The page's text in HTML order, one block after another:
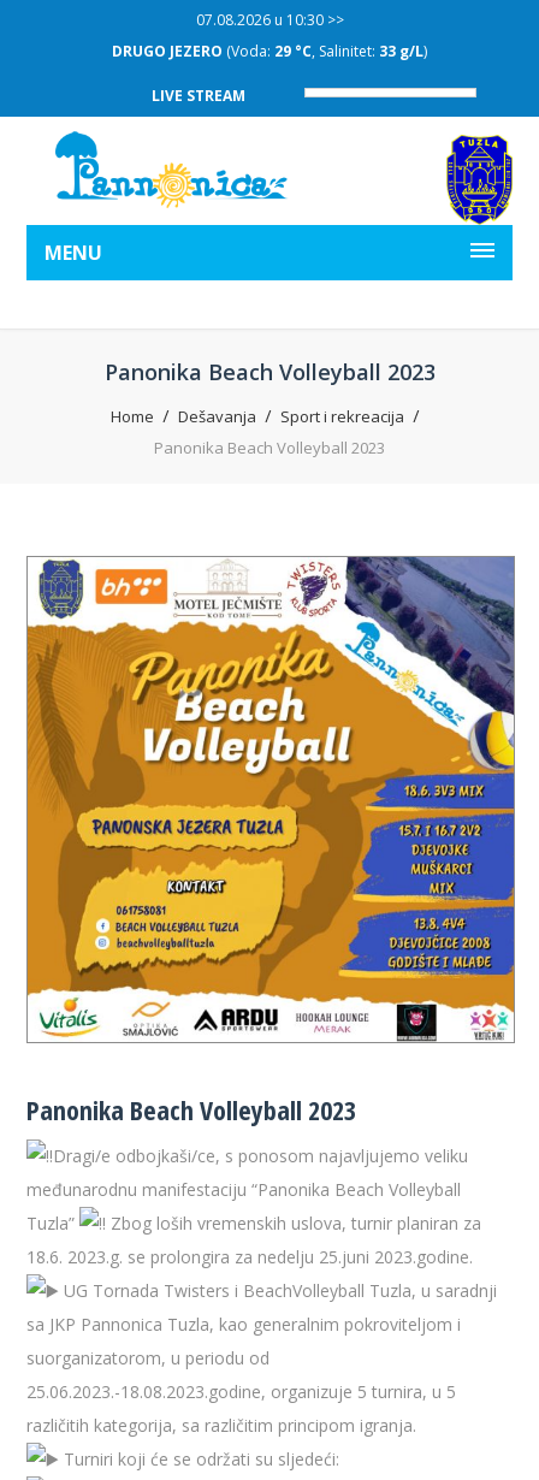
07.08.2026 u 10:30 >>
DRUGO JEZERO (Voda: 29 °C, Salinitet: 33 g/L)
LIVE STREAM
MENU
Panonika Beach Volleyball 2023
Home Dešavanja
Sport i rekreacija
Panonika Beach Volleyball 2023
Panonika Beach Volleyball 2023
Dragi/e odbojkaši/ce, s ponosom najavljujemo veliku
međunarodnu manifestaciju “Panonika Beach Volleyball
Tuzla”
Zbog loših vremenskih uslova, turnir planiran za
18.6. 2023.g. se prolongira za nedelju 25.juni 2023.godine.
UG Tornada Twisters i BeachVolleyball Tuzla, u saradnji
sa JKP Pannonica Tuzla, kao generalnim pokroviteljom i
suorganizatorom, u periodu od
25.06.2023.-18.08.2023.godine, organizuje 5 turnira, u 5
različitih kategorija, sa različitim principom igranja.
Turniri koji će se održati su sljedeći: